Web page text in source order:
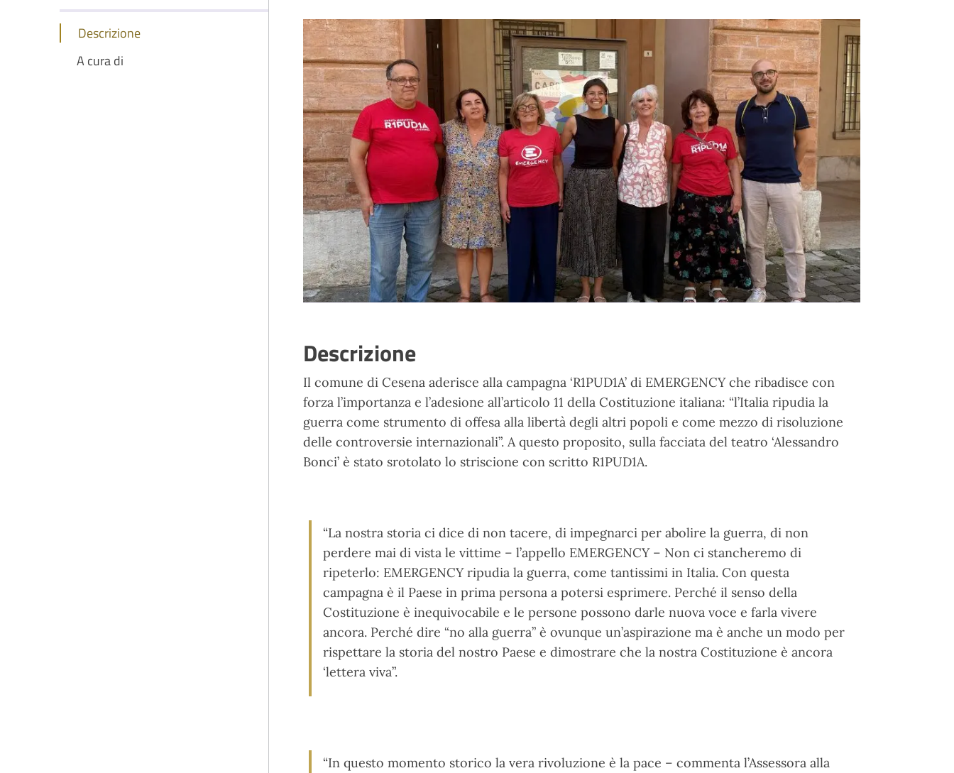
Descrizione
A cura di
Descrizione
Il comune di Cesena aderisce alla campagna ‘R1PUD1A’ di EMERGENCY che ribadisce con
forza l’importanza e l’adesione all’articolo 11 della Costituzione italiana: “l’Italia ripudia la
guerra come strumento di offesa alla libertà degli altri popoli e come mezzo di risoluzione
delle controversie internazionali”. A questo proposito, sulla facciata del teatro ‘Alessandro
Bonci’ è stato srotolato lo striscione con scritto R1PUD1A.
“La nostra storia ci dice di non tacere, di impegnarci per abolire la guerra, di non
perdere mai di vista le vittime – l’appello EMERGENCY – Non ci stancheremo di
ripeterlo: EMERGENCY ripudia la guerra, come tantissimi in Italia. Con questa
campagna è il Paese in prima persona a potersi esprimere. Perché il senso della
Costituzione è inequivocabile e le persone possono darle nuova voce e farla vivere
ancora. Perché dire “no alla guerra” è ovunque un’aspirazione ma è anche un modo per
rispettare la storia del nostro Paese e dimostrare che la nostra Costituzione è ancora
‘lettera viva”.
“In questo momento storico la vera rivoluzione è la pace – commenta l’Assessora alla